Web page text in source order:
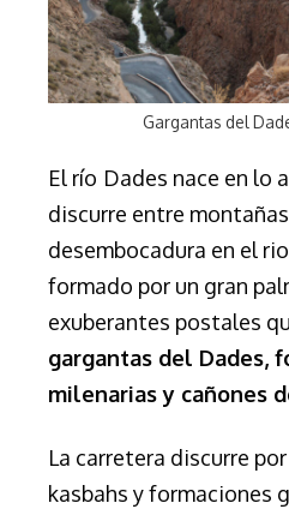
Gargantas del
El río Dades nace en lo
discurre entre
desembocadura en el
formado por un gran
exuberantes postales
gargantas del Dades, f
milenarias y cañones
La carretera discurre
kasbahs y formaciones